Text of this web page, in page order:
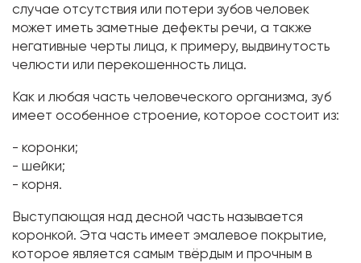
случае отсутствия или потери зубов человек
может иметь заметные дефекты речи, а также
негативные черты лица, к примеру, выдвинутость
челюсти или перекошенность лица.
Как и любая часть человеческого организма, зуб
имеет особенное строение, которое состоит из:
- коронки;
- шейки;
- корня.
Выступающая над десной часть называется
коронкой. Эта часть имеет эмалевое покрытие,
которое является самым твёрдым и прочным в